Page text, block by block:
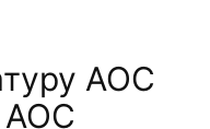
AOC